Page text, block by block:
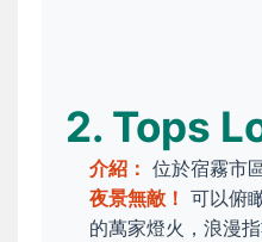
2. Tops
介紹： 位於宿霧市
夜景無敵！ 可以俯
的萬家燈火，浪漫